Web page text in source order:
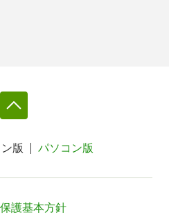
版 パソコン版
護基本方針